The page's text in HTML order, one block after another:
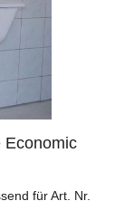
Economic
für Art. Nr.